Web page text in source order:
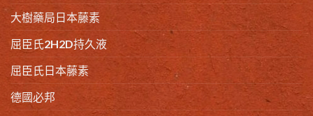
大樹藥局日本藤素
屈臣氏2H2D持久液
屈臣氏日本藤素
德國必邦